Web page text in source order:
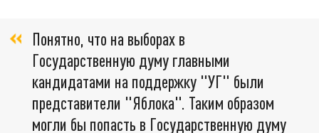
Понятно, что на выборах в
Государственную думу главными
кандидатами на поддержку "УГ" были
представители "Яблока". Таким образом
могли бы попасть в Государственную думу